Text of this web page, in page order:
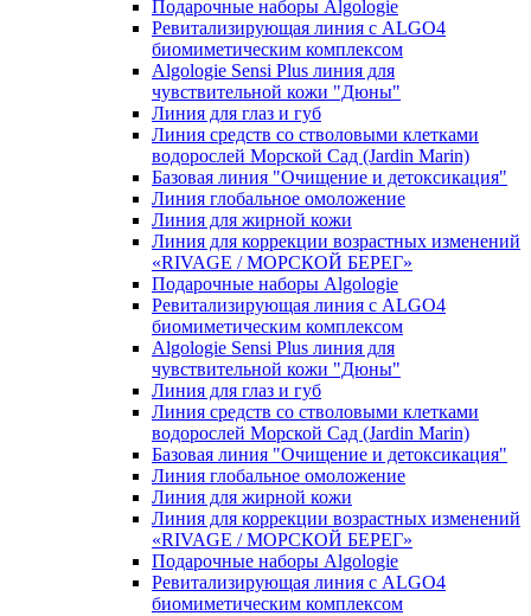
Подарочные наборы Algologie
Ревитализирующая линия с ALGO4
биомиметическим комплексом
Algologie Sensi Plus линия для
чувcтвительной кожи "Дюны"
Линия для глаз и губ
Линия средств со стволовыми клетками
водорослей Морской Сад (Jardin Marin)
Базовая линия "Очищение и детоксикация"
Линия глобальное омоложение
Линия для жирной кожи
Линия для коррекции возрастных изменений
«RIVAGE / МОРСКОЙ БЕРЕГ»
Подарочные наборы Algologie
Ревитализирующая линия с ALGO4
биомиметическим комплексом
Algologie Sensi Plus линия для
чувcтвительной кожи "Дюны"
Линия для глаз и губ
Линия средств со стволовыми клетками
водорослей Морской Сад (Jardin Marin)
Базовая линия "Очищение и детоксикация"
Линия глобальное омоложение
Линия для жирной кожи
Линия для коррекции возрастных изменений
«RIVAGE / МОРСКОЙ БЕРЕГ»
Подарочные наборы Algologie
Ревитализирующая линия с ALGO4
биомиметическим комплексом